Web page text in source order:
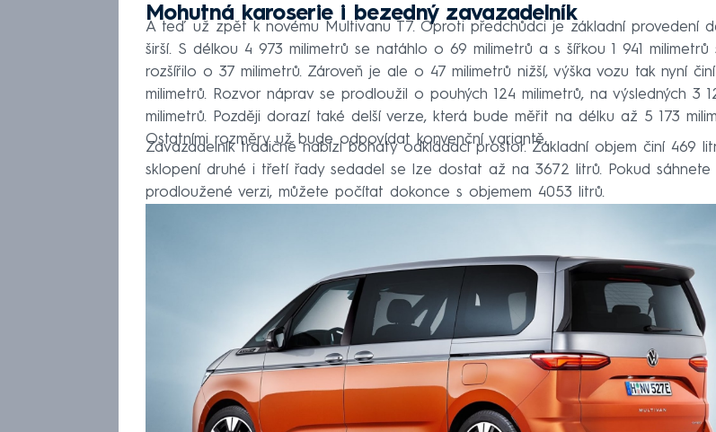
Mohutná karoserie i bezedný zavazadelník
A teď už zpět k novému Multivanu T7. Oproti předchůdci je základní provedení
širší. S délkou 4 973 milimetrů se natáhlo o 69 milimetrů a s šířkou 1 941 milimetrů
rozšířilo o 37 milimetrů. Zároveň je ale o 47 milimetrů nižší, výška vozu tak nyní
milimetrů. Rozvor náprav se prodloužil o pouhých 124 milimetrů, na výsledných 3
milimetrů. Později dorazí také delší verze, která bude měřit na délku až 5 173
Ostatními rozměry už bude odpovídat konvenční variantě.
Zavazadelník tradičně nabízí bohatý odkládací prostor. Základní objem činí 469
sklopení druhé i třetí řady sedadel se lze dostat až na 3672 litrů. Pokud sáhnete
prodloužené verzi, můžete počítat dokonce s objemem 4053 litrů.